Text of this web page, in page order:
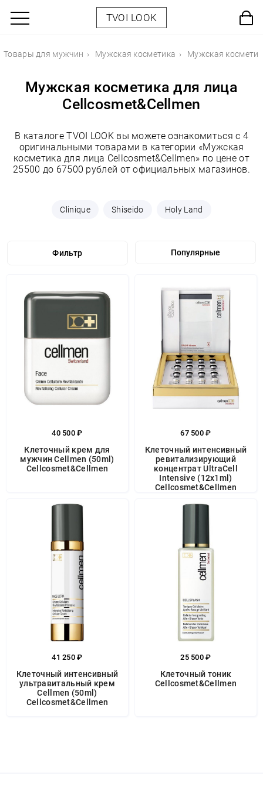
TVOI LOOK
Товары для мужчин Мужская косметика Мужская
Мужская косметика для лица
Cellcosmet&Cellmen
В каталоге TVOI LOOK вы можете ознакомиться с 4
оригинальными товарами в категории «Мужская
косметика для лица Cellcosmet&Cellmen» по цене от
25500 до 67500 рублей от официальных магазинов.
Clinique Shiseido Holy Land
Фильтр
40 500 ₽
Клеточный крем для
мужчин Cellmen (50ml)
Cellcosmet&Cellmen
67 500 ₽
Клеточный интенсивный
ревитализирующий
концентрат UltraCell
Intensive (12x1ml)
Cellcosmet&Cellmen
41 250 ₽
Клеточный интенсивный
ультравитальный крем
Cellmen (50ml)
Cellcosmet&Cellmen
25 500 ₽
Клеточный тоник
Cellcosmet&Cellmen